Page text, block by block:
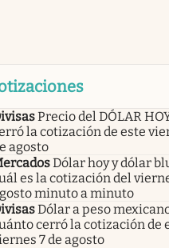
Precio del DÓLAR
la cotización de este
agosto
Dólar hoy y dólar
es la cotización del
minuto a minuto
Dólar a peso
cerró la cotización de
7 de agosto